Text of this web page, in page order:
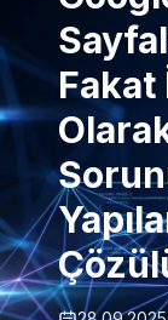
Fakat